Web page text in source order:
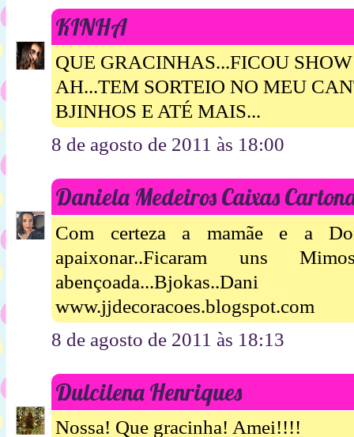
KINHA
QUE GRACINHAS...FICOU
AH...TEM SORTEIO NO MEU
BJINHOS E ATÉ MAIS...
8 de agosto de 2011 às 18:00
Daniela Medeiros Caixas
Com certeza a mamãe e a
apaixonar..Ficaram uns
abençoada...Bjokas..Dani
www.jjdecoracoes.blogspot.com
8 de agosto de 2011 às 18:13
Dulcilena Henriques
Nossa! Que gracinha! Amei!!!!